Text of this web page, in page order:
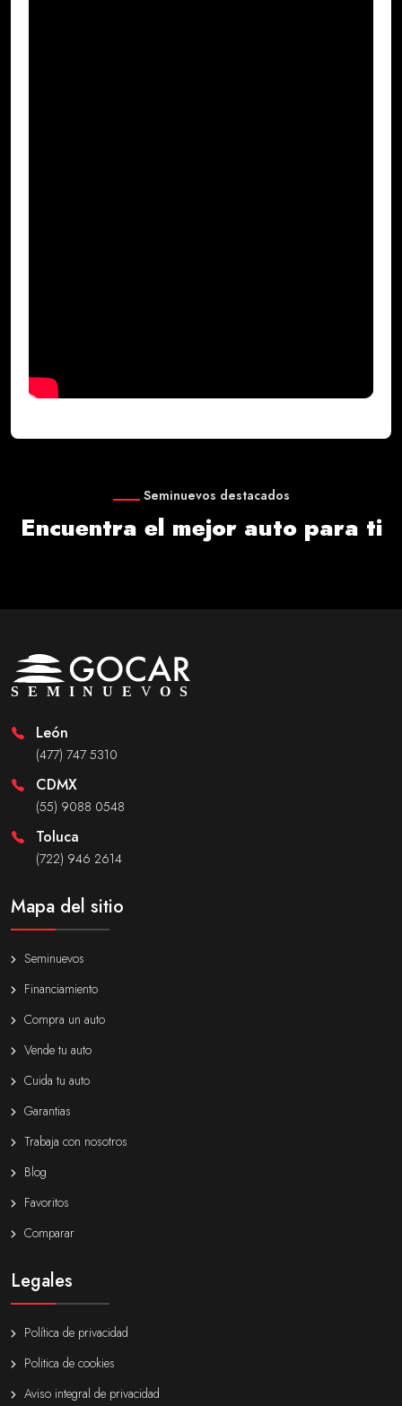
Seminuevos destacados
Encuentra el mejor auto para ti
León
(477) 747 5310
CDMX
(55) 9088 0548
Toluca
(722) 946 2614
Mapa del sitio
Seminuevos
Financiamiento
Compra un auto
Vende tu auto
Cuida tu auto
Garantias
Trabaja con nosotros
Blog
Favoritos
Comparar
Legales
Política de privacidad
Politica de cookies
Aviso integral de privacidad